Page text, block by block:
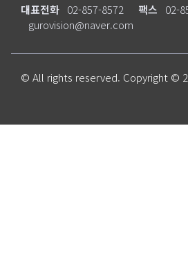
대표전화 02-857-8572 팩스 02-
gurovision@naver.com
© All rights reserved. Copyright ©